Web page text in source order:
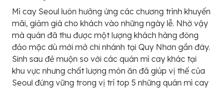
Mì cay Seoul luôn hưởng ứng các chương trình khuyến
mãi, giảm giá cho khách vào những ngày lễ. Nhờ vậy
mà quán đã thu được một lượng khách hàng đông
đảo mặc dù mới mở chi nhánh tại Quy Nhơn gần đây.
Sinh sau đẻ muộn so với các quán mì cay khác tại
khu vực nhưng chất lượng món ăn đã giúp vị thế của
Seoul đứng vững trong vị trí top 5 những quán mì cay